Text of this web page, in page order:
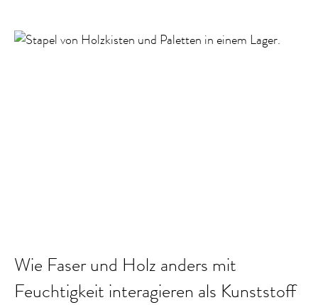
Wie Faser und Holz anders mit
Feuchtigkeit interagieren als Kunststoff